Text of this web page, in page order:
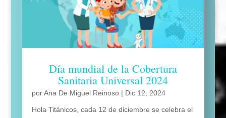
Día mundial de la Cobertura
Sanitaria Universal 2024
porAna De Miguel Reinoso| Dic 12, 2024
Hola Titánicos, cada 12 de diciembre se celebra el